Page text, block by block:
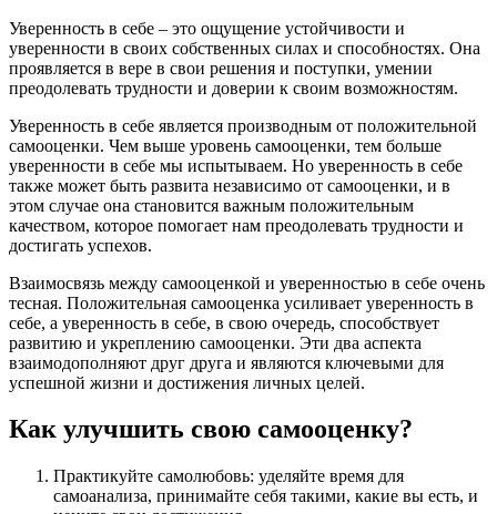
Уверенность в себе – это ощущение устойчивости и
уверенности в своих собственных силах и способностях. Она
проявляется в вере в свои решения и поступки, умении
преодолевать трудности и доверии к своим возможностям.
Уверенность в себе является производным от положительной
самооценки. Чем выше уровень самооценки, тем больше
уверенности в себе мы испытываем. Но уверенность в себе
также может быть развита независимо от самооценки, и в
этом случае она становится важным положительным
качеством, которое помогает нам преодолевать трудности и
достигать успехов.
Взаимосвязь между самооценкой и уверенностью в себе очень
тесная. Положительная самооценка усиливает уверенность в
себе, а уверенность в себе, в свою очередь, способствует
развитию и укреплению самооценки. Эти два аспекта
взаимодополняют друг друга и являются ключевыми для
успешной жизни и достижения личных целей.
Как улучшить свою самооценку?
Практикуйте самолюбовь: уделяйте время для
самоанализа, принимайте себя такими, какие вы есть, и